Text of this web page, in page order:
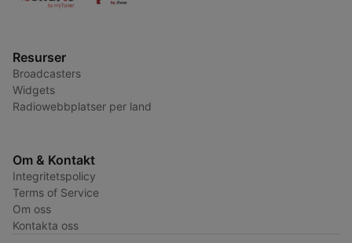
Resurser
Broadcasters
Widgets
Radiowebbplatser per land
Om & Kontakt
Integritetspolicy
Terms of Service
Om oss
Kontakta oss